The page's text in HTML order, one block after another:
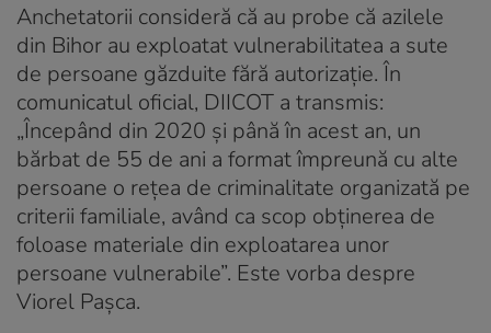
Anchetatorii consideră că au probe că azilele
din Bihor au exploatat vulnerabilitatea a sute
de persoane găzduite fără autorizație. În
comunicatul oficial, DIICOT a transmis:
„Începând din 2020 și până în acest an, un
bărbat de 55 de ani a format împreună cu alte
persoane o rețea de criminalitate organizată pe
criterii familiale, având ca scop obținerea de
foloase materiale din exploatarea unor
persoane vulnerabile”. Este vorba despre
Viorel Pașca.